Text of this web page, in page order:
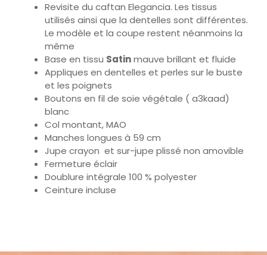
Le modèle et la coupe restent néanmoins la
même
Base en tissu Satinmauve brillant et fluide
Appliques en dentelles et perles sur le buste
et les poignets
Boutons en fil de soie végétale ( a3kaad)
blanc
Col montant, MAO
Manches longues à 59 cm
Jupe crayon et sur-jupe plissé non amovible
Fermeture éclair
Doublure intégrale 100 % polyester
Ceinture incluse